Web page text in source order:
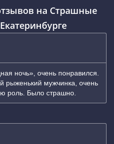
на Страшные
ночь», очень понравился.
рыженький мужчинка, очень
роль. Было страшно.